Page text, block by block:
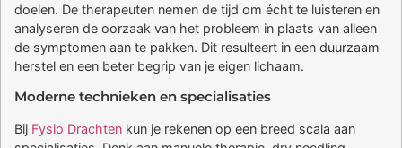
doelen. De therapeuten nemen de tijd om écht te luisteren en
analyseren de oorzaak van het probleem in plaats van alleen
de symptomen aan te pakken. Dit resulteert in een duurzaam
herstel en een beter begrip van je eigen lichaam.
Moderne technieken en specialisaties
Bij Fysio Drachten kun je rekenen op een breed scala aan